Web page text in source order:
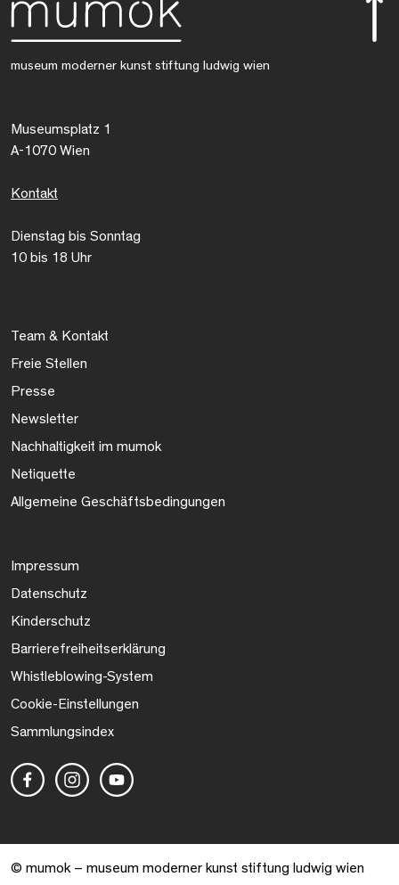
museum moderner kunst stiftung ludwig wien
Museumsplatz 1
A-1070 Wien
Kontakt
Dienstag bis Sonntag
10 bis 18 Uhr
Team & Kontakt
Freie Stellen
Presse
Newsletter
Nachhaltigkeit im mumok
Netiquette
Allgemeine Geschäftsbedingungen
Impressum
Datenschutz
Kinderschutz
Barrierefreiheitserklärung
Whistleblowing-System
Cookie-Einstellungen
Sammlungsindex
© mumok – museum moderner kunst stiftung ludwig wien